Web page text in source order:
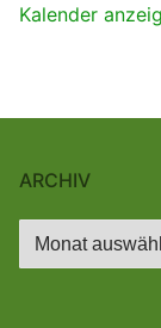
Kalender
ARCHIV
Archiv